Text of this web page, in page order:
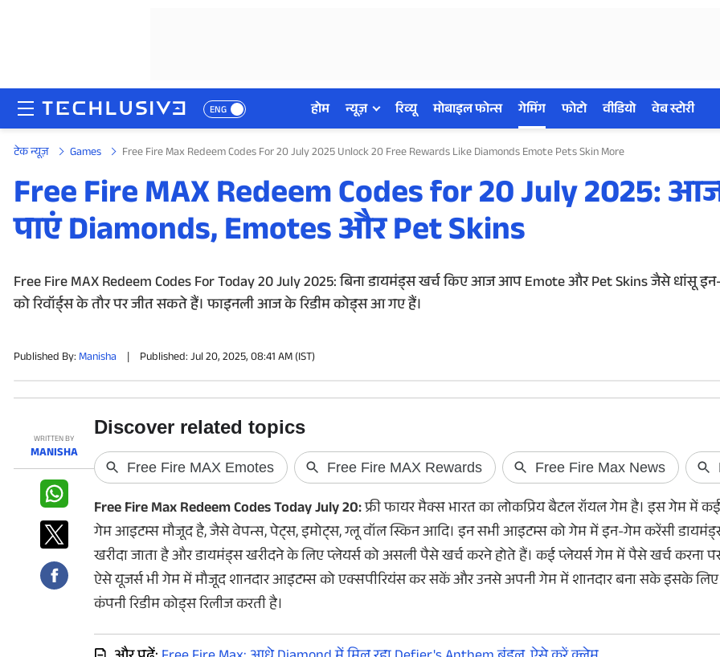
ENG होम न्यूज़ रिव्यू मोबाइल फोन्स गेमिंग फोटो वीडियो वेब स्टोरी
होम
न्यूज़
रिव्यू
मोबाइल फोन्स
फोटो
वीडियो
वेब स्टोरी
ऐप्स
डील्स
टेक न्यूज़ Games Free Fire Max Redeem Codes For 20 July 2025 Unlock 20 Free Rewards Like Diamonds Emote Pets Skin More
Free Fire MAX Redeem Codes for 20 July 2025:
पाएं Diamonds, Emotes और Pet Skins
Free Fire MAX Redeem Codes For Today 20 July 2025: बिना डायमंड्स खर्च किए आज आप Emote और Pet Skins जैसे धांसू
को रिवॉर्ड्स के तौर पर जीत सकते हैं। फाइनली आज के रिडीम कोड्स आ गए हैं।
Published By: Manisha | Published: Jul 20, 2025, 08:41 AM (IST)
WRITTEN BY
MANISHA
Free Fire Max Redeem Codes Today July 20:फ्री फायर मैक्स भारत का लोकप्रिय बैटल रॉयल गेम है। इस गेम में
गेम आइटम्स मौजूद है, जैसे वेपन्स, पेट्स, इमोट्स, ग्लू वॉल स्किन आदि। इन सभी आइटम्स को गेम में इन-गेम करेंसी
खरीदा जाता है और डायमंड्स खरीदने के लिए प्लेयर्स को असली पैसे खर्च करने होते हैं। कई प्लेयर्स गेम में पैसे खर्च करना
ऐसे यूजर्स भी गेम में मौजूद शानदार आइटम्स को एक्सपीरियंस कर सकें और उनसे अपनी गेम में शानदार बना सके इसके
कंपनी रिडीम कोड्स रिलीज करती है।
इस दिन उठेगा Lava Virat V1 और
Virat V1 5G से पर्दा
Lava Virat V1 और Lava Virat V1 5G की लॉन्च डेट
अनाउंस कर दी गई है। इन दोनों स्मार्टफोन को अगले
हफ्ते भारतीय बाजार में उतारा जाना है। इनमें एचडी
प्लस एलसीडी डिस्प्ले और 6000एमएएच तक बैटरी
50MP सेल्फी
Camon 50
Tecno Camon 50
गया है। कंपनी ने फोन
7400 Ultimate चिप
बैटरी 6500mAh की है,